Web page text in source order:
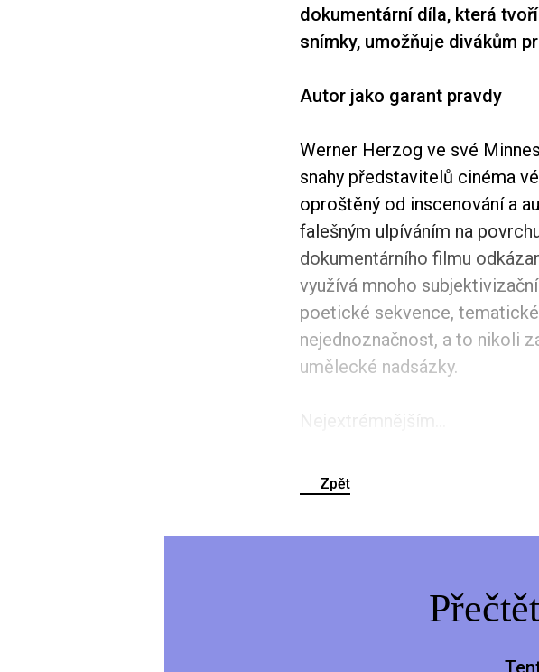
dokumentární díla, která
snímky, umožňuje divákům
Autor jako garant pravdy
Werner Herzog ve své
snahy představitelů cinéma
oproštěný od inscenování a
falešným ulpíváním na
dokumentárního filmu
využívá mnoho
poetické sekvence,
nejednoznačnost, a to nikoli
umělecké nadsázky.
Nejextrémnějším...
Zpět